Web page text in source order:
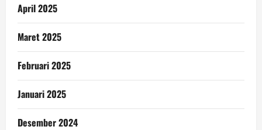
April 2025
Maret 2025
Februari 2025
Januari 2025
Desember 2024